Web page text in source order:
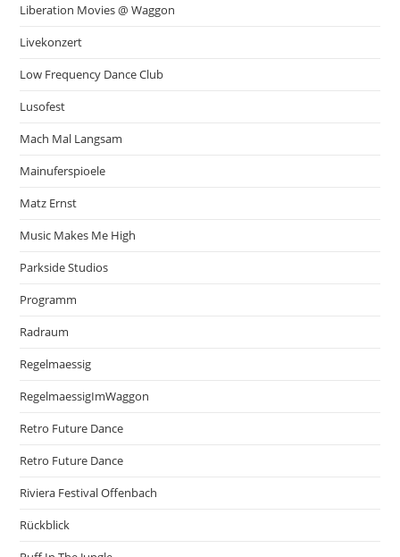
Liberation Movies @ Waggon
Livekonzert
Low Frequency Dance Club
Lusofest
Mach Mal Langsam
Mainuferspioele
Matz Ernst
Music Makes Me High
Parkside Studios
Programm
Radraum
Regelmaessig
RegelmaessigImWaggon
Retro Future Dance
Retro Future Dance
Riviera Festival Offenbach
Rückblick